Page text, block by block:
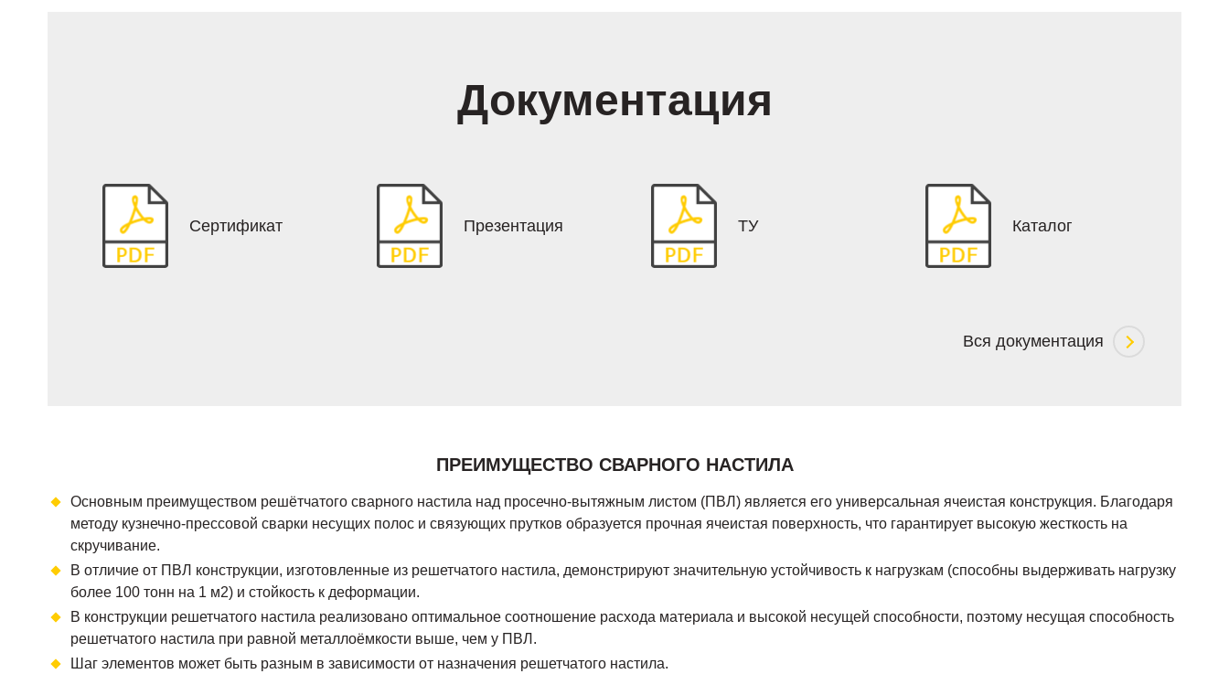
Документация
Сертификат Презентация ТУ Каталог
Вся документация
ПРЕИМУЩЕСТВО СВАРНОГО НАСТИЛА
Основным преимуществом решётчатого сварного настила над просечно-вытяжным листом (ПВЛ) является его универсальная ячеистая конструкция. Благодаря
методу кузнечно-прессовой сварки несущих полос и связующих прутков образуется прочная ячеистая поверхность, что гарантирует высокую жесткость на
скручивание.
В отличие от ПВЛ конструкции, изготовленные из решетчатого настила, демонстрируют значительную устойчивость к нагрузкам (способны выдерживать нагрузку
более 100 тонн на 1 м2) и стойкость к деформации.
В конструкции решетчатого настила реализовано оптимальное соотношение расхода материала и высокой несущей способности, поэтому несущая способность
решетчатого настила при равной металлоёмкости выше, чем у ПВЛ.
Шаг элементов может быть разным в зависимости от назначения решетчатого настила.